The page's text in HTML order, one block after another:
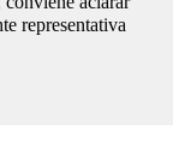
representativa